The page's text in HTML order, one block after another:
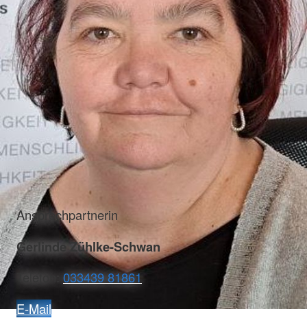
Ansprechpartnerin
Gerlinde Zühlke-Schwan
Telefon: 033439 81861
E-Mail